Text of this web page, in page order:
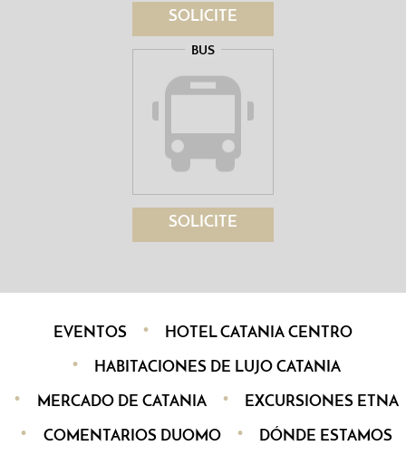
SOLICITE
BUS
SOLICITE
EVENTOS HOTEL CATANIA CENTRO
HABITACIONES DE LUJO CATANIA
MERCADO DE CATANIA EXCURSIONES ETNA
COMENTARIOS DUOMO DÓNDE ESTAMOS